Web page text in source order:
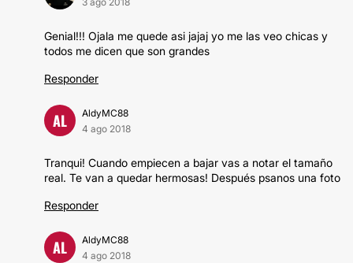
Genial!!! Ojala me quede asi jajaj yo me las veo chicas y
todos me dicen que son grandes
Responder
AL
AldyMC88
4 ago 2018
Tranqui! Cuando empiecen a bajar vas a notar el tamaño
real. Te van a quedar hermosas! Después psanos una foto
Responder
AL
AldyMC88
4 ago 2018